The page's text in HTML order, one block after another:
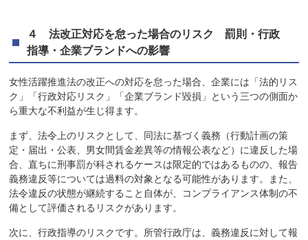
４ 法改正対応を怠った場合のリスク 罰則・行政
指導・企業ブランドへの影響
女性活躍推進法の改正への対応を怠った場合、企業には「法的リス
ク」「行政対応リスク」「企業ブランド毀損」という三つの側面か
ら重大な不利益が生じ得ます。
まず、法令上のリスクとして、同法に基づく義務（行動計画の策
定・届出・公表、男女間賃金差異等の情報公表など）に違反した場
合、直ちに刑事罰が科されるケースは限定的ではあるものの、報告
義務違反等については過料の対象となる可能性があります。また、
法令違反の状態が継続すること自体が、コンプライアンス体制の不
備として評価されるリスクがあります。
次に、行政指導のリスクです。所管行政庁は、義務違反に対して報